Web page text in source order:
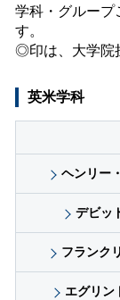
学科・グループ
す。
◎印は、大学院
英米学科
ヘンリー
デビッ
フランク
エグリ